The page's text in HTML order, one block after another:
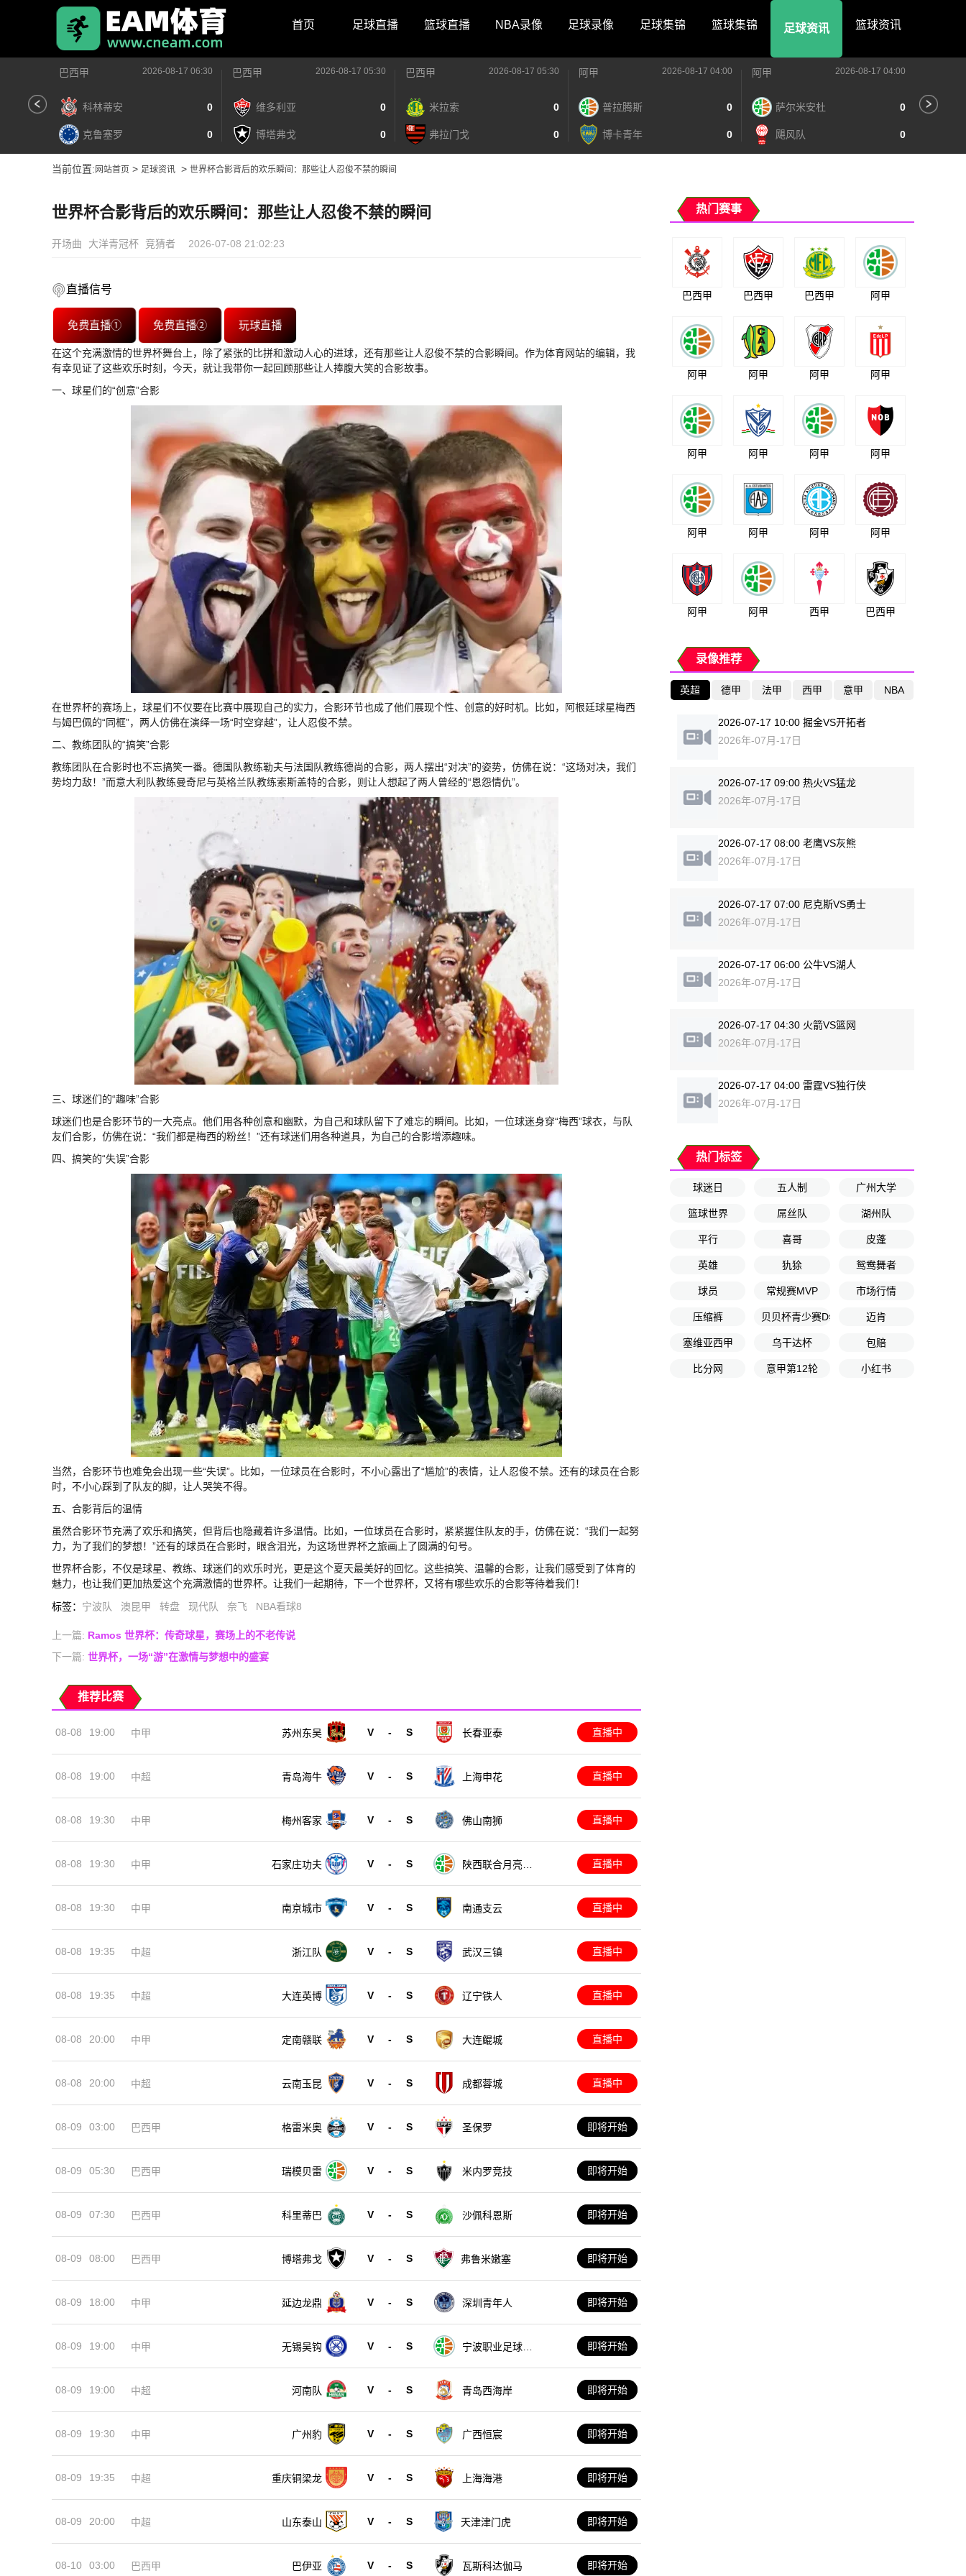
首页 足球直播 篮球直播 NBA录像 足球录像 足球集锦 篮球集锦 足球资讯 篮球资讯
巴西甲 2026-08-17 06:30
科林蒂安 0
克鲁塞罗 0
巴西甲 2026-08-17 05:30
维多利亚 0
博塔弗戈 0
巴西甲 2026-08-17 05:30
米拉索 0
弗拉门戈 0
阿甲 2026-08-17 04:00
普拉腾斯 0
博卡青年 0
阿甲 2026-08-17 04:00
萨尔米安杜 0
飓风队 0
当前位置: 网站首页 > 足球资讯 > 世界杯合影背后的欢乐瞬间：那些让人忍俊不禁的瞬间
世界杯合影背后的欢乐瞬间：那些让人忍俊不禁的瞬间
开场曲 大洋青冠杯 竞猜者 2026-07-08 21:02:23
直播信号
免费直播① 免费直播② 玩球直播
在这个充满激情的世界杯舞台上，除了紧张的比拼和激动人心的进球，还有那些让人忍俊不禁的合影瞬间。作为体育网站的编辑，我
有幸见证了这些欢乐时刻，今天，就让我带你一起回顾那些让人捧腹大笑的合影故事。
一、球星们的“创意”合影
在世界杯的赛场上，球星们不仅要在比赛中展现自己的实力，合影环节也成了他们展现个性、创意的好时机。比如，阿根廷球星梅西
与姆巴佩的“同框”，两人仿佛在演绎一场“时空穿越”，让人忍俊不禁。
二、教练团队的“搞笑”合影
教练团队在合影时也不忘搞笑一番。德国队教练勒夫与法国队教练德尚的合影，两人摆出“对决”的姿势，仿佛在说：“这场对决，我们
势均力敌！”而意大利队教练曼奇尼与英格兰队教练索斯盖特的合影，则让人想起了两人曾经的“恩怨情仇”。
三、球迷们的“趣味”合影
球迷们也是合影环节的一大亮点。他们用各种创意和幽默，为自己和球队留下了难忘的瞬间。比如，一位球迷身穿“梅西”球衣，与队
友们合影，仿佛在说：“我们都是梅西的粉丝！”还有球迷们用各种道具，为自己的合影增添趣味。
四、搞笑的“失误”合影
当然，合影环节也难免会出现一些“失误”。比如，一位球员在合影时，不小心露出了“尴尬”的表情，让人忍俊不禁。还有的球员在合影
时，不小心踩到了队友的脚，让人哭笑不得。
五、合影背后的温情
虽然合影环节充满了欢乐和搞笑，但背后也隐藏着许多温情。比如，一位球员在合影时，紧紧握住队友的手，仿佛在说：“我们一起努
力，为了我们的梦想！”还有的球员在合影时，眼含泪光，为这场世界杯之旅画上了圆满的句号。
世界杯合影，不仅是球星、教练、球迷们的欢乐时光，更是这个夏天最美好的回忆。这些搞笑、温馨的合影，让我们感受到了体育的
魅力，也让我们更加热爱这个充满激情的世界杯。让我们一起期待，下一个世界杯，又将有哪些欢乐的合影等待着我们！
标签： 宁波队 澳昆甲 转盘 现代队 奈飞 NBA看球8
上一篇: Ramos 世界杯：传奇球星，赛场上的不老传说
下一篇: 世界杯，一场“游”在激情与梦想中的盛宴
推荐比赛
08-08 19:00 中甲 苏州东吴 V - S 长春亚泰 直播中
08-08 19:00 中超 青岛海牛 V - S 上海申花 直播中
08-08 19:30 中甲 梅州客家 V - S 佛山南狮 直播中
08-08 19:30 中甲 石家庄功夫 V - S
陕西联合月亮泊
直播中
08-08 19:30 中甲 南京城市 V - S 南通支云 直播中
08-08 19:35 中超 浙江队 V - S 武汉三镇 直播中
08-08 19:35 中超 大连英博 V - S 辽宁铁人 直播中
08-08 20:00 中甲 定南赣联 V - S 大连鲲城 直播中
08-08 20:00 中超 云南玉昆 V - S 成都蓉城 直播中
08-09 03:00 巴西甲 格雷米奥 V - S 圣保罗 即将开始
08-09 05:30 巴西甲 瑞模贝雷 V - S 米内罗竞技 即将开始
08-09 07:30 巴西甲 科里蒂巴 V - S 沙佩科恩斯 即将开始
08-09 08:00 巴西甲 博塔弗戈 V - S 弗鲁米嫩塞 即将开始
08-09 18:00 中甲 延边龙鼎 V - S 深圳青年人 即将开始
08-09 19:00 中甲 无锡吴钩 V - S
宁波职业足球俱
即将开始
08-09 19:00 中超 河南队 V - S 青岛西海岸 即将开始
08-09 19:30 中甲 广州豹 V - S 广西恒宸 即将开始
08-09 19:35 中超 重庆铜梁龙 V - S 上海海港 即将开始
08-09 20:00 中超 山东泰山 V - S 天津津门虎 即将开始
08-10 03:00 巴西甲 巴伊亚 V - S 瓦斯科达伽马 即将开始
热门赛事
巴西甲 巴西甲 巴西甲 阿甲
阿甲 阿甲 阿甲 阿甲
阿甲 阿甲 阿甲 阿甲
阿甲 阿甲 阿甲 阿甲
阿甲 阿甲 西甲 巴西甲
录像推荐
英超 德甲 法甲 西甲 意甲 NBA
2026-07-17 10:00 掘金VS开拓者
2026年-07月-17日
2026-07-17 09:00 热火VS猛龙
2026年-07月-17日
2026-07-17 08:00 老鹰VS灰熊
2026年-07月-17日
2026-07-17 07:00 尼克斯VS勇士
2026年-07月-17日
2026-07-17 06:00 公牛VS湖人
2026年-07月-17日
2026-07-17 04:30 火箭VS篮网
2026年-07月-17日
2026-07-17 04:00 雷霆VS独行侠
2026年-07月-17日
热门标签
球迷日 五人制 广州大学
篮球世界 屌丝队 湖州队
平行 喜哥 皮蓬
英雄 犰狳 鸳鸯舞者
球员 常规赛MVP 市场行情
压缩裤 贝贝杯青少赛D组第2轮 迈肯
塞维亚西甲 乌干达杯 包赔
比分网 意甲第12轮 小红书